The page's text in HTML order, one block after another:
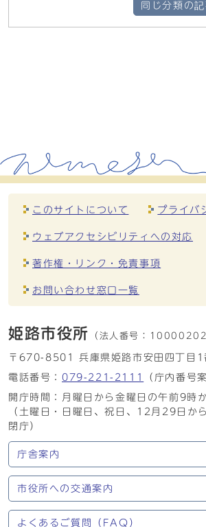
同じ分類の
このサイトについて プライバ
ウェブアクセシビリティへの対応
著作権・リンク・免責事項
お問い合わせ窓口一覧
姫路市役所 （法人番号：
〒670-8501 兵庫県姫路市安田四丁目1
電話番号： 079-221-2111
（庁内番号
開庁時間：月曜日から金曜日の午前9時
（土曜日・日曜日、祝日、12月29日か
閉庁）
庁舎案内
市役所への交通案内
よくあるご質問（FAQ）